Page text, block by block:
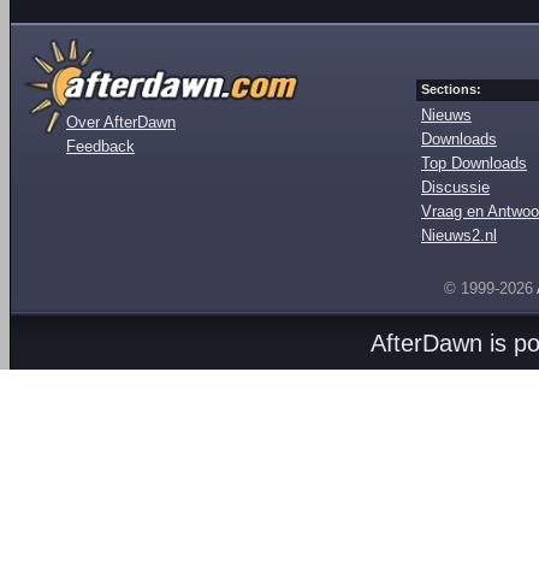
Over AfterDawn
Feedback
Sections:
Nieuws
Downloads
Top Downloads
Discussie
Vraag en
Nieuws2.nl
© 1999-2026
AfterDawn is